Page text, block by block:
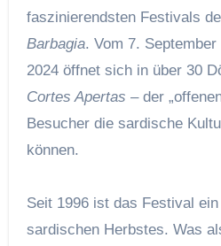
faszinierendsten Festivals
Barbagia. Vom 7.
2024 öffnet sich in über 30
Cortes Apertas – der
Besucher die sardische
können.
Seit 1996 ist das Festival
sardischen Herbstes. Was